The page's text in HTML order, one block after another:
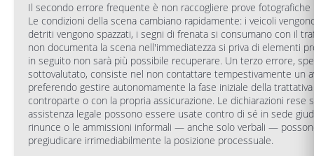
Il secondo errore frequente è non raccogliere prove fotografiche
Le condizioni della scena cambiano rapidamente: i veicoli
detriti vengono spazzati, i segni di frenata si consumano con il
non documenta la scena nell'immediatezza si priva di elementi
in seguito non sarà più possibile recuperare. Un terzo errore,
sottovalutato, consiste nel non contattare tempestivamente un
preferendo gestire autonomamente la fase iniziale della
controparte o con la propria assicurazione. Le dichiarazioni rese
assistenza legale possono essere usate contro di sé in sede
rinunce o le ammissioni informali — anche solo verbali —
pregiudicare irrimediabilmente la posizione processuale.